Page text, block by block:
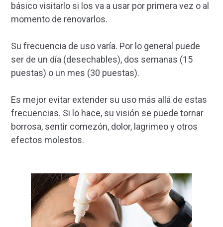
básico visitarlo si los va a usar por primera vez o al
momento de renovarlos.
Su frecuencia de uso varía. Por lo general puede
ser de un día (desechables), dos semanas (15
puestas) o un mes (30 puestas).
Es mejor evitar extender su uso más allá de estas
frecuencias. Si lo hace, su visión se puede tornar
borrosa, sentir comezón, dolor, lagrimeo y otros
efectos molestos.